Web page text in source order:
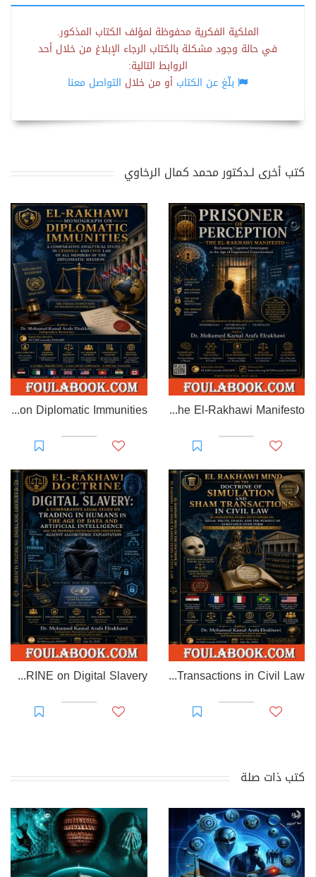
الملكية الفكرية محفوظة لمؤلف الكتاب المذكور.
في حالة وجود مشكلة بالكتاب الرجاء الإبلاغ من خلال أحد
الروابط التالية:
بلّغ عن الكتاب أو من خلال التواصل معنا
كتب أخرى لـدكتور محمد كمال الرخاوي
Prisoner of Perception: The El-Rakhawi Manifesto
EL-RAKHAWI MONOGRAPH on Diplomatic Immunities
EL RAKHAWI MIND on the Doctrine of Simulation and Sham Transactions in Civil Law
EL-RAKHAWI DOCTRINE on Digital Slavery
كتب ذات صلة